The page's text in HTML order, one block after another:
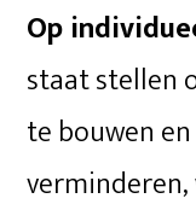
Op
staat stellen
te bouwen